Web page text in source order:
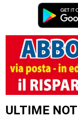
ULTIME